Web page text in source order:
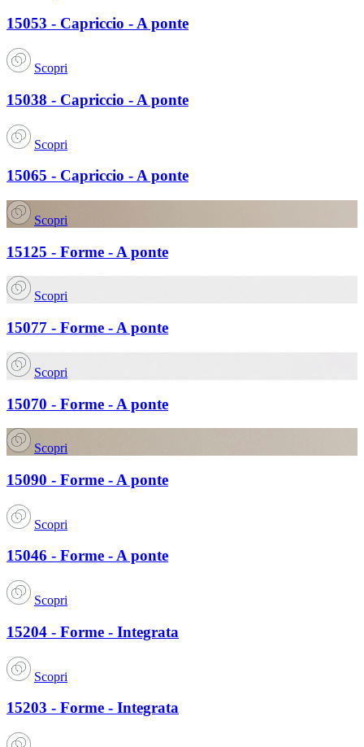
15053 - Capriccio - A ponte
Scopri
15038 - Capriccio - A ponte
Scopri
15065 - Capriccio - A ponte
Scopri
15125 - Forme - A ponte
Scopri
15077 - Forme - A ponte
Scopri
15070 - Forme - A ponte
Scopri
15090 - Forme - A ponte
Scopri
15046 - Forme - A ponte
Scopri
15204 - Forme - Integrata
Scopri
15203 - Forme - Integrata